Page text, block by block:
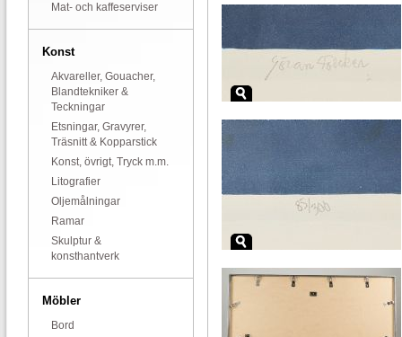
Mat- och kaffeserviser
Konst
Akvareller, Gouacher,
Blandtekniker &
Teckningar
Etsningar, Gravyrer,
Träsnitt & Kopparstick
Konst, övrigt, Tryck m.m.
Litografier
Oljemålningar
Ramar
Skulptur &
konsthantverk
Möbler
Bord